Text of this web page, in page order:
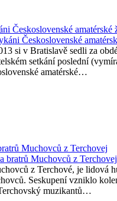
Československé amatérské
si v Bratislavě sedli za
setkání poslední
amatérské…
Muchovců z Terchovej
z Terchové, je lidová
Seskupení vzniklo
muzikantů…